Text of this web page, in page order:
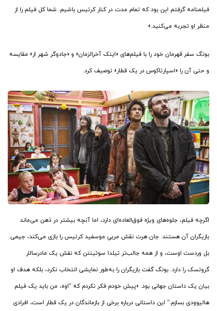
فیلمنامه گرفتم این بود که تمام مدت در کنار کرتیس باشیم. شما کل فیلم را از
منظر او تجربه می‌کنید.»
بونگ سفر قهرمان خود را با فیلم‌های «اینک آخرالزمان» و «جادوگر شهر از» مقایسه
و حتی آن را «اسپارتاکوس در یک قطار» توصیف کرد.
اگرچه فیلم، جلوه‌های ویژه فوق‌العاده‌ای دارد، اما آنچه بیشتر در ذهن می‌ماند
بازیگران آن هستند. جان هرت نقش مربیِ موسفید کرتیس را بازی می‌کند، جیمی
بل وردست اوست، و از همه جالب‌تر تیلدا سوئینتن که نقش یک مادرسالار
گروتسک را دارد. بونگ گفت بازیگران را به‌طور نمایشی انتخاب نکرد، بلکه هدف او
بیان یک داستان جهانی بود. «پیش خودم فکر نکردم که “اوه، من باید یک فیلم
هالیوودی بسازم.” این داستانی درباره برخی از بازماندگان در یک قطار است، افرادی